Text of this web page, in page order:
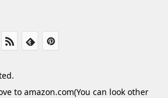
to amazon.com(You can look other